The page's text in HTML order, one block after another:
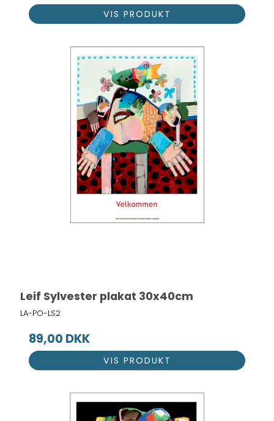
VIS PRODUKT
Leif Sylvester plakat 30x40cm
LA-PO-LS2
89,00 DKK
VIS PRODUKT